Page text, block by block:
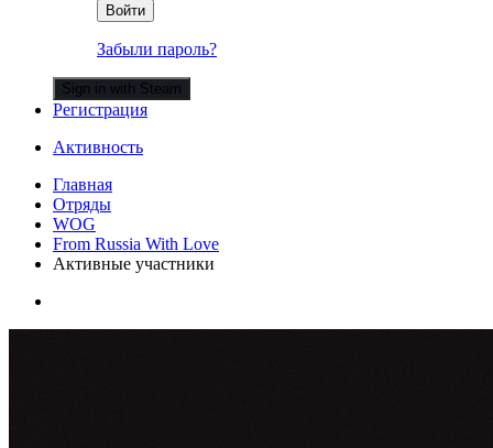
Войти
Забыли пароль?
Sign in with Steam
Регистрация
Активность
Главная
Отряды
WOG
From Russia With Love
Активные участники